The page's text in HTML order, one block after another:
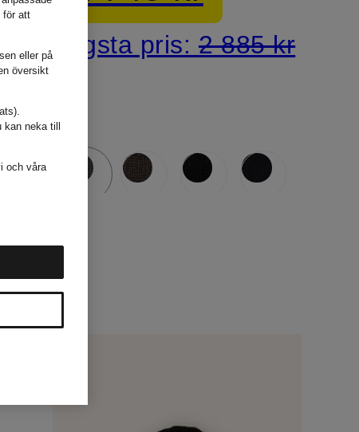
Lägsta pris: 2 885 kr
för att
eller på
översikt
kan neka till
och våra